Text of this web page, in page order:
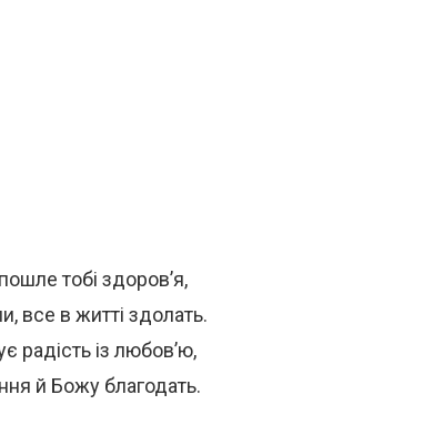
тобі здоров’я,
все в житті здолать.
радість із любов’ю,
й Божу благодать.